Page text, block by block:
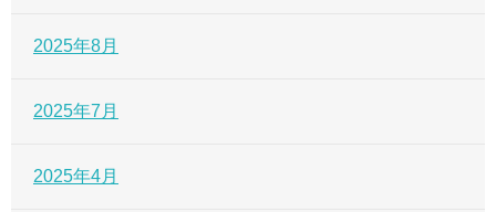
2025年8月
2025年7月
2025年4月